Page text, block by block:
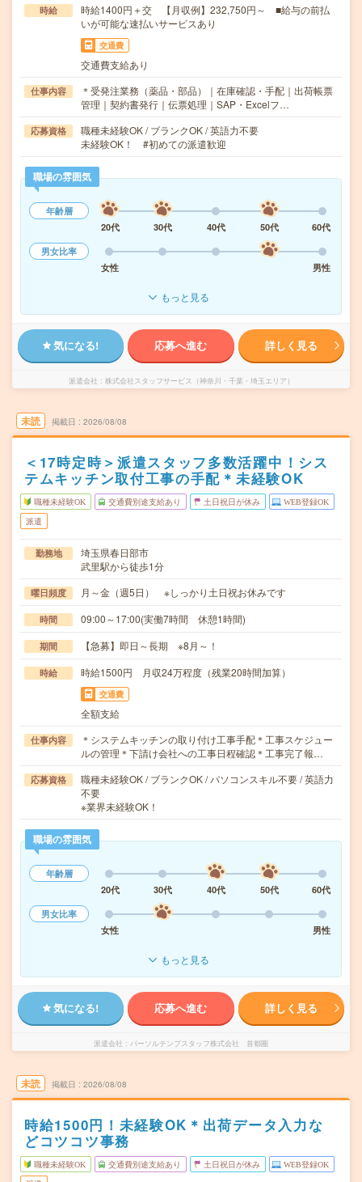
時給
時給1400円＋交 【月収例】232,750円～ ■給与の前払
いが可能な速払いサービスあり
交通費
交通費支給あり
仕事内容
＊受発注業務（薬品・部品）｜在庫確認・手配｜出荷帳票
管理｜契約書発行｜伝票処理｜SAP・Excelフ…
応募資格
職種未経験OK / ブランクOK / 英語力不要
未経験OK！ #初めての派遣歓迎
職場の雰囲気
年齢層
20代
30代 40代 50代
60代
男女比率
女性
男性
もっと見る
気になる! 応募へ進む 詳しく見る
派遣会社 株式会社スタッフサービス（神奈川・千葉・埼玉エリア）
未読 掲載日 2026/08/08
＜17時定時＞派遣スタッフ多数活躍中！シス
テムキッチン取付工事の手配＊未経験OK
職種未経験OK 交通費別途支給あり 土日祝日が休み WEB登録OK
派遣
勤務地
埼玉県春日部市
武里駅から徒歩1分
曜日頻度 月～金（週5日） ※しっかり土日祝お休みです
時間 09:00～17:00(実働7時間 休憩1時間)
期間 【急募】即日～長期 ※8月～！
時給 時給1500円 月収24万程度（残業20時間加算）
交通費
全額支給
仕事内容
＊システムキッチンの取り付け工事手配＊工事スケジュー
ルの管理＊下請け会社への工事日程確認＊工事完了報…
応募資格
職種未経験OK / ブランクOK / パソコンスキル不要 / 英語力
不要
※業界未経験OK！
職場の雰囲気
年齢層
20代
30代 40代 50代
60代
男女比率
女性
男性
もっと見る
気になる! 応募へ進む 詳しく見る
派遣会社 パーソルテンプスタッフ株式会社 首都圏
未読 掲載日 2026/08/08
時給1500円！未経験OK＊出荷データ入力な
どコツコツ事務
職種未経験OK 交通費別途支給あり 土日祝日が休み WEB登録OK